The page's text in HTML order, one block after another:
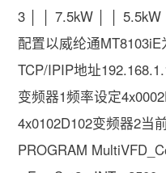
3 │ │ 7.5kW │ │
配置以威纶通
TCP/IPIP地址
变频器1频率设定
4x0102D102变频器2当
PROGRAM